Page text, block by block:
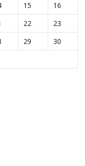
15
16
22
23
29
30